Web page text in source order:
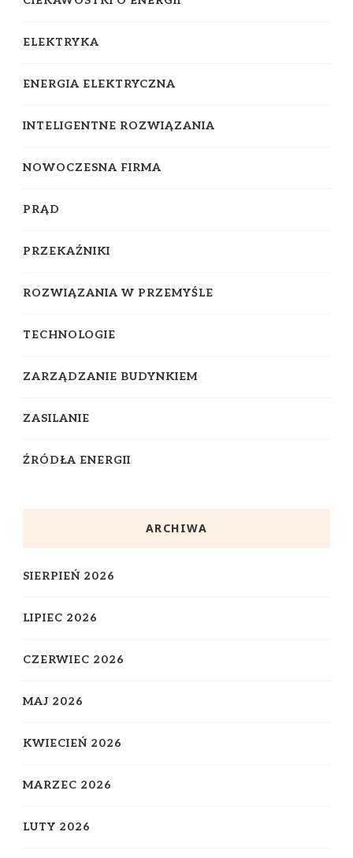
ELEKTRYKA
ENERGIA ELEKTRYCZNA
INTELIGENTNE ROZWIĄZANIA
NOWOCZESNA FIRMA
PRĄD
PRZEKAŹNIKI
ROZWIĄZANIA W PRZEMYŚLE
TECHNOLOGIE
ZARZĄDZANIE BUDYNKIEM
ZASILANIE
ŹRÓDŁA ENERGII
ARCHIWA
SIERPIEŃ 2026
LIPIEC 2026
CZERWIEC 2026
MAJ 2026
KWIECIEŃ 2026
MARZEC 2026
LUTY 2026